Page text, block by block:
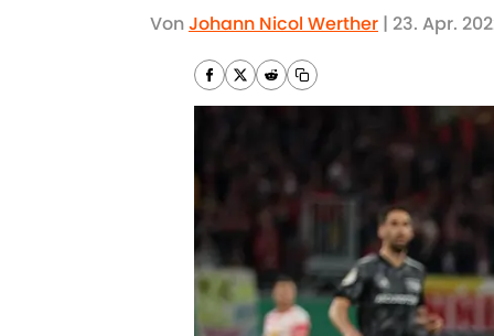
VonJohann Nicol Werther | 23. Apr.